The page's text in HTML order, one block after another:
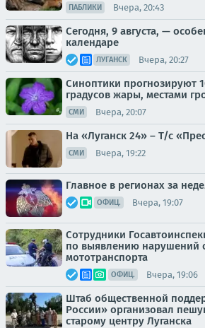
ПАБЛИКИ Вчера, 20:43
Сегодня, 9 августа, —
календаре
ЛУГАНСК Вчера, 20:27
Синоптики прогнозируют
градусов жары, местами
СМИ Вчера, 20:07
На «Луганск 24» – Т/с
СМИ Вчера, 19:22
Главное в регионах за
ОФИЦ. Вчера, 19:07
Сотрудники
по выявлению нарушений
мототранспорта
ОФИЦ. Вчера, 19:06
Штаб общественной
России» организовал
старому центру Луганска